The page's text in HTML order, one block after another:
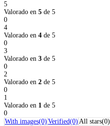
5
Valorado en 5 de 5
0
4
Valorado en 4 de 5
0
3
Valorado en 3 de 5
0
2
Valorado en 2 de 5
0
1
Valorado en 1 de 5
0
With images(0) Verified(0) All stars(0)